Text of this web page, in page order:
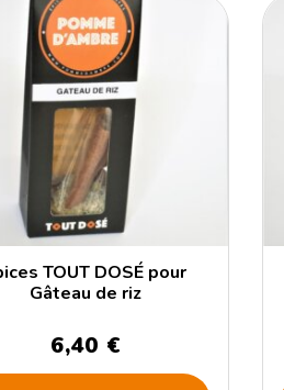
TOUT DOSÉ pour
Gâteau de riz
6,40 €